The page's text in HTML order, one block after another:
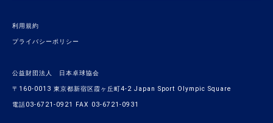
利用規約
プライバシーポリシー
公益財団法人 日本卓球協会
〒160-0013 東京都新宿区霞ヶ丘町4-2 Japan Sport Olympic Square
電話03-6721-0921 FAX 03-6721-0931